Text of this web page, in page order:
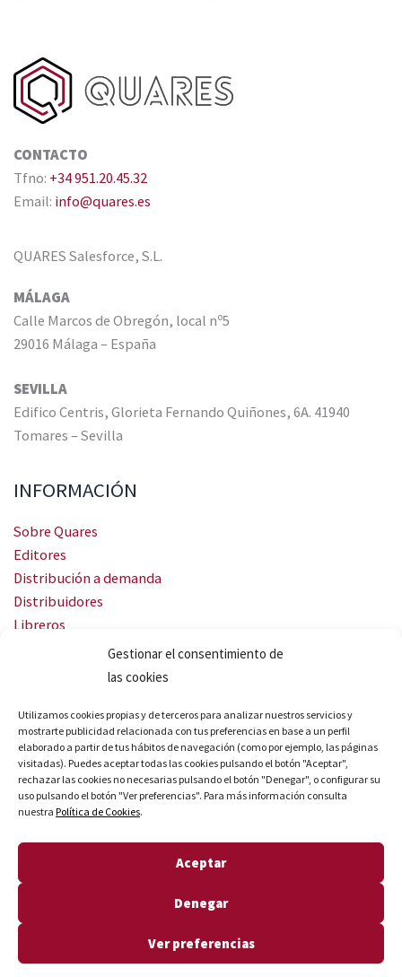
Gestionar el consentimiento de
las cookies
Utilizamos cookies propias y de terceros para analizar nuestros servicios y
mostrarte publicidad relacionada con tus preferencias en base a un perfil
elaborado a partir de tus hábitos de navegación (como por ejemplo, las páginas
visitadas). Puedes aceptar todas las cookies pulsando el botón "Aceptar",
rechazar las cookies no necesarias pulsando el botón "Denegar", o configurar su
uso pulsando el botón "Ver preferencias". Para más información consulta
nuestra Política de Cookies.
Aceptar
Denegar
Ver preferencias
CONTACTO
Tfno: +34 951.20.45.32
Email: info@quares.es
QUARES Salesforce, S.L.
MÁLAGA
Calle Marcos de Obregón, local nº5
29016 Málaga – España
SEVILLA
Edifico Centris, Glorieta Fernando Quiñones, 6A. 41940
Tomares – Sevilla
INFORMACIÓN
Sobre Quares
Editores
Distribución a demanda
Distribuidores
Libreros
Servicio Landingweb
Crea tu audiobook
Aviso legal
Política de cookies
Declaración de accesibilidad